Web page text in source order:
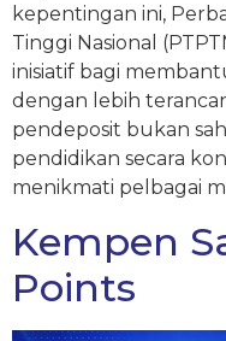
kepentingan ini,
Tinggi Nasional
inisiatif bagi
dengan lebih
pendeposit bukan
pendidikan secara
menikmati pelbagai
Kempen
Points